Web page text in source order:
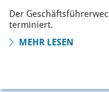
Der
terminiert.
MEHR LESEN